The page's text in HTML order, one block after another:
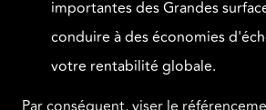
importantes des Grandes
conduire à des économies
votre rentabilité globale.